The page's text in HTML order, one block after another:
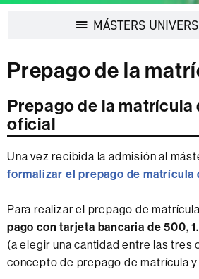
MÁSTERS
Prepago de la
Prepago de la matrícula
oficial
Una vez recibida la admisión al
formalizar el prepago de matrícula
Para realizar el prepago de
pago con tarjeta bancaria de 500,
(a elegir una cantidad entre las tres
concepto de prepago de matrícula